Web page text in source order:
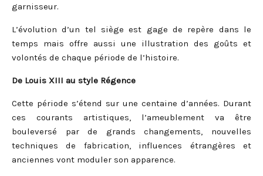
garnisseur.
L’évolution d’un tel siège est gage de repère dans le
temps mais offre aussi une illustration des goûts et
volontés de chaque période de l’histoire.
De Louis XIII au style Régence
Cette période s’étend sur une centaine d’années. Durant
ces courants artistiques, l’ameublement va être
bouleversé par de grands changements, nouvelles
techniques de fabrication, influences étrangères et
anciennes vont moduler son apparence.